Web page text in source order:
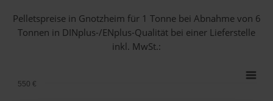
Pelletspreise in Gnotzheim für 1 Tonne bei Abnahmevon 6
Tonnen in DINplus-/ENplus-Qualität bei einer Lieferstelle
inkl. MwSt.:
550 €